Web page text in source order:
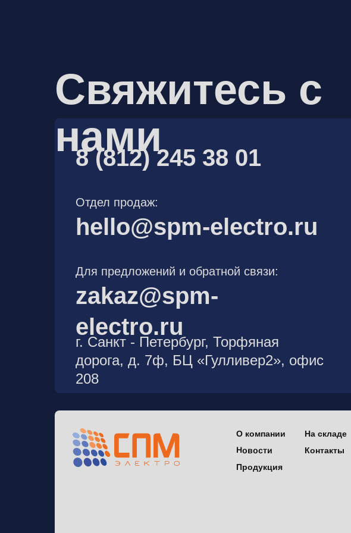
Свяжитесь с
нами
г. Санкт - Петербург, Торфяная
дорога, д. 7ф, БЦ «Гулливер2», офис
208
Отдел продаж:
hello@spm-electro.ru
Для предложений и обратной связи:
zakaz@spm-
electro.ru
8 (812) 245 38 01
О компании
Новости
Продукция
На складе
Контакты